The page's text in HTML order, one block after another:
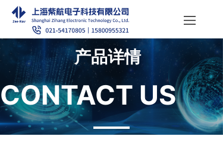
产品详情
CONTACT US